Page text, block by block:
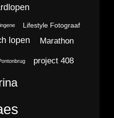
Lifestyle Fotograaf
lopen Marathon
project 408